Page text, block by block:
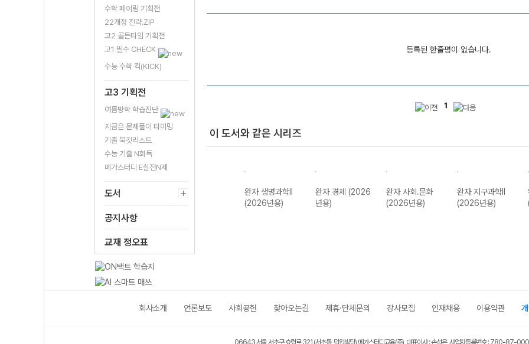
수학 페어링 기획전
22개정 전략.ZIP
고2 골든타임 기획전
고1 필수 CHECK
수능 수학 킥(KICK)
고3 기획전
여름방학 학습진단
지금은 문제풀이 타이밍
기출 북킷리스트
수능 기출 N회독
메가스터디 E실전N제
도서
공지사항
교재 정오표
등록된 한줄평이 없습니다.
1
이 도서와 같은 시리즈
완자 세계지리
완자 정치와 법
완자 생명과학II
(2026년용)
완자 경제 (2026
년용)
완자 사회.문화
(2026년용)
완자 지구과학II
(2026년용)
회사소개 언론보도 사회공헌 찾아오는길 제휴·단체문의 강사모집 인재채용 이용약관
06643 서울 서초구 효령로 321 (서초동, 덕원빌딩) 메가스터디교육(주) 대표이사 : 손성은 사업자등록번호 : 780-87-